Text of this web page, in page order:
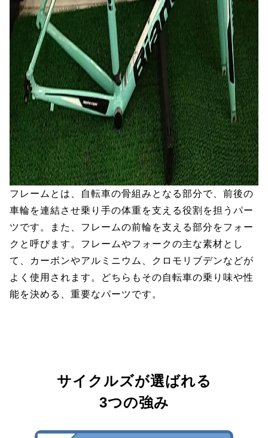
フレームとは、自転車の骨組みとなる部分で、前後の
車輪を連結させ乗り手の体重を支える役割を担うパー
ツです。また、フレームの前輪を支える部分をフォー
クと呼びます。フレームやフォークの主な素材とし
て、カーボンやアルミニウム、クロモリブデンなどが
よく使用されます。どちらもその自転車の乗り味や性
能を決める、重要なパーツです。
サイクルズが選ばれる
3つの強み